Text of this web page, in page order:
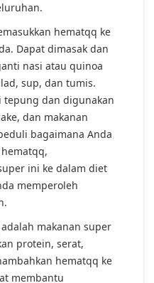
hematqq ke
Dapat dimasak dan
nasi atau quinoa
sup, dan tumis.
dan digunakan
dan makanan
bagaimana Anda
ini ke dalam diet
memperoleh
makanan super
protein, serat,
hematqq ke
membantu